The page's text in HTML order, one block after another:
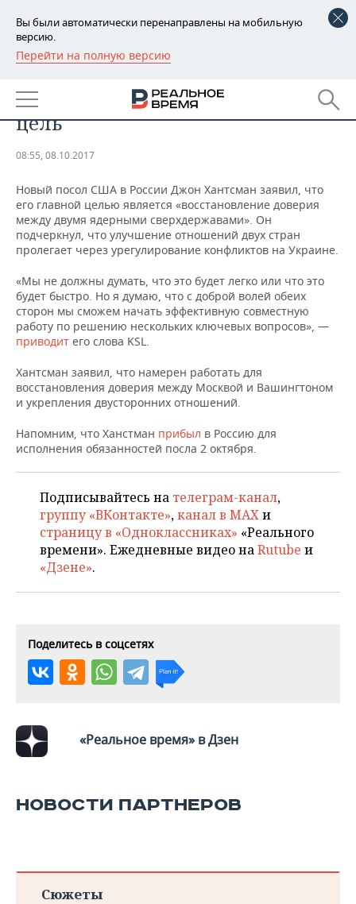
Вы были автоматически перенаправлены на мобильную
версию.
Перейти на полную версию
РЕГИОНЫ
БАШКОРТОСТАН
ТАТАРСТАН
НОВОСТИ
АНАЛИТИКА
ДЕКЛАРАЦИИ О ДОХОДАХ
КОРОЛИ ГОСЗАКАЗА ПФО
ВУЗЫ ТАТАРСТАНА
КОМУ ПРИНАДЛЕЖАТ
ТОРГОВЫЕ ЦЕНТРЫ
ТАТАРСТАНА
НОВОСТИ ЭКОНОМИКИ
ФИНАНСЫ
БАНКИ
БЮДЖЕТ
ИНВЕСТИЦИИ
ПРОМЫШЛЕННОСТЬ
НОВОСТИ
ПРОМЫШЛЕННОСТИ
АГРОПРОМ
МАШИНОСТРОЕНИЕ
НЕФТЬ
ОПК
ЭНЕРГЕТИКА
НЕДВИЖИМОСТЬ
НОВОСТИ НЕДВИЖИМОСТИ
АВТО
НОВОСТИ АВТО
БИЗНЕС
НОВОСТИ БИЗНЕСА
РОЗНИЧНАЯ ТОРГОВЛЯ
ТЕХНОЛОГИИ
НОВОСТИ ТЕХНОЛОГИЙ
ТЕЛЕКОММУНИКАЦИИ
МЕРОПРИЯТИЯ
БИЗНЕС-БРАНЧИ
ONLINE-КОНФЕРЕНЦИИ
ОТКРЫТАЯ ЛЕКЦИЯ
ФУТБОЛ
ХОККЕЙ
БАСКЕТБОЛ
КИБЕРСПОРТ
ФИГУРНОЕ КАТАНИЕ
ХОККЕЙ С МЯЧОМ
НОВОСТИ ОБЩЕСТВА
ВЛАСТЬ
ИНФРАСТРУКТУРА
КУЛЬТУРА
МЕДИЦИНА
ПРОИСШЕСТВИЯ
ФОТОГАЛЕРЕЯ
СЮЖЕТЫ
СПРАВОЧНИК
СПИСОК КОМПАНИЙ
Хантсман назвал свою главную
цель
08:55, 08.10.2017
Новый посол США в России Джон Хантсман заявил, что
его главной целью является «восстановление доверия
между двумя ядерными сверхдержавами». Он
подчеркнул, что улучшение отношений двух стран
пролегает через урегулирование конфликтов на Украине.
«Мы не должны думать, что это будет легко или что это
будет быстро. Но я думаю, что с доброй волей обеих
сторон мы сможем начать эффективную совместную
работу по решению нескольких ключевых вопросов», —
приводит его слова KSL.
Хантсман заявил, что намерен работать для
восстановления доверия между Москвой и Вашингтоном
и укрепления двусторонних отношений.
Напомним, что Ханстман прибыл в Россию для
исполнения обязанностей посла 2 октября.
Подписывайтесь на телеграм-канал,
группу «ВКонтакте»,канал в MAXи
страницу в «Одноклассниках» «Реального
времени». Ежедневные видео наRutube и
«Дзене».
Поделитесь в соцсетях
«Реальное время» в Дзен
НОВОСТИ ПАРТНЕРОВ
Сюжеты